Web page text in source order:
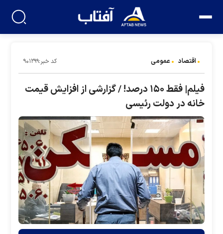
اقتصاد عمومی کد خبر:۹۰۱۲۹۹
فیلم| فقط ۱۵۰ درصد! / گزارشی از افزایش قیمت
خانه در دولت رئیسی